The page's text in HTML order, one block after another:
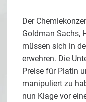
Der
Goldman Sachs,
müssen sich in
erwehren. Die
Preise für Platin
manipuliert zu
nun Klage vor